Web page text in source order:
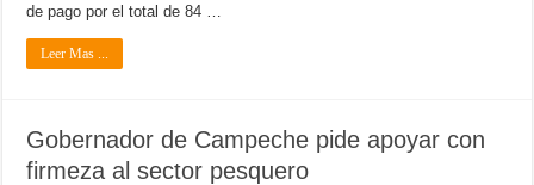
de pago por el total de 84 …
Leer Mas ...
Gobernador de Campeche pide apoyar con
firmeza al sector pesquero